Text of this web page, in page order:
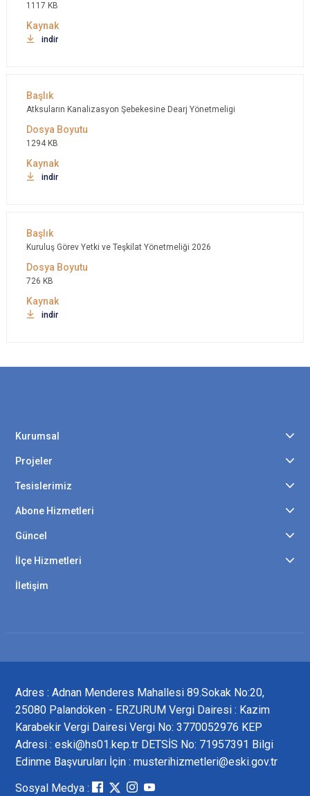
1117 KB
indir
Atksuların Kanalizasyon Şebekesine Dearj Yönetmeligi
1294 KB
indir
Kuruluş Görev Yetki ve Teşkilat Yönetmeliği 2026
726 KB
indir
Kurumsal
Projeler
Tesislerimiz
Abone Hizmetleri
Güncel
İlçe Hizmetleri
İletişim
Adres : Adnan Menderes Mahallesi 89.Sokak No:20,
25080 Palandöken - ERZURUM Vergi Dairesi : Kazim
Karabekir Vergi Dairesi Vergi No: 3770052976 KEP
Adresi : eski@hs01.kep.tr DETSİS No: 71957391 Bilgi
Edinme Başvuruları İçin : musterihizmetleri@eski.gov.tr
Sosyal Medya :